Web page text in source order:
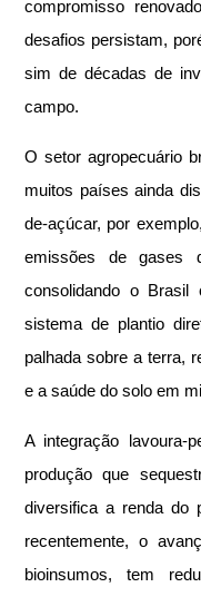
compromisso
desafios persistam,
sim de décadas de
campo.
O setor agropecuário
muitos países ainda
de-açúcar, por
emissões de gases
consolidando o Brasil
sistema de plantio
palhada sobre a terra,
e a saúde do solo em
A integração lavoura-
produção que
diversifica a renda do
recentemente, o
bioinsumos, tem